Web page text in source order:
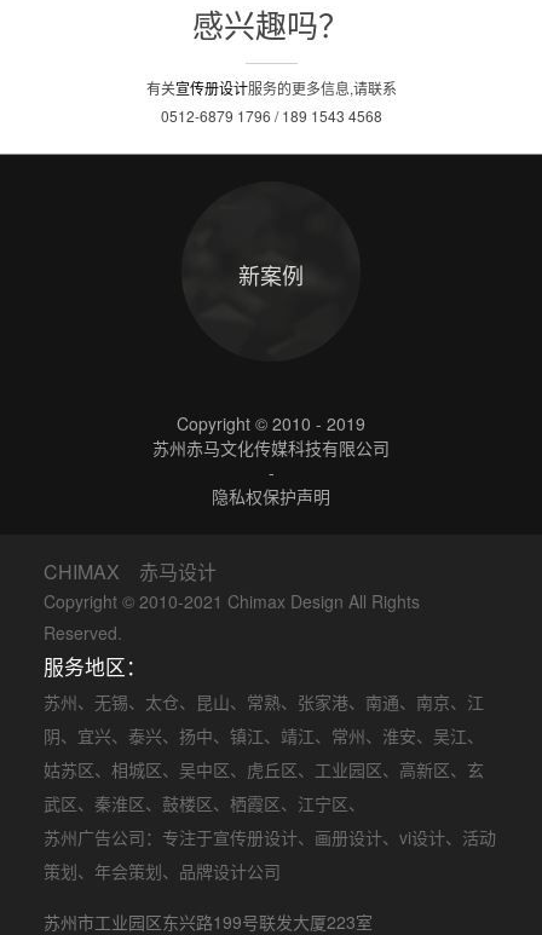
感兴趣吗？
有关宣传册设计服务的更多信息,请联系
0512-6879 1796 / 189 1543 4568
新案例
Copyright © 2010 - 2019
苏州赤马文化传媒科技有限公司
-
隐私权保护声明
CHIMAX 赤马设计
Copyright © 2010-2021 Chimax Design All Rights
Reserved.
服务地区：
苏州、 无锡、 太仓、 昆山、 常熟、 张家港、 南通、 南京、 江
阴、 宜兴、 泰兴、 扬中、 镇江、 靖江、 常州、 淮安、 吴江、
姑苏区、 相城区、 吴中区、 虎丘区、 工业园区、 高新区、 玄
武区、 秦淮区、 鼓楼区、 栖霞区、 江宁区、
苏州广告公司：专注于宣传册设计、 画册设计、 vi设计、 活动
策划、 年会策划、品牌设计公司
苏州市工业园区东兴路199号联发大厦223室